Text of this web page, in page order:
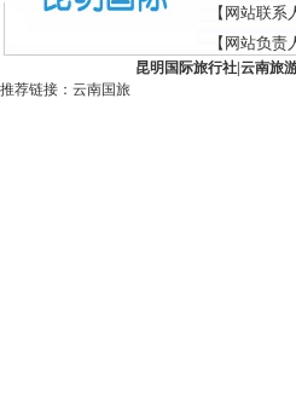
【网站联
【网站负责
昆明国际旅行社| 云南旅
推荐链接： 云南国旅